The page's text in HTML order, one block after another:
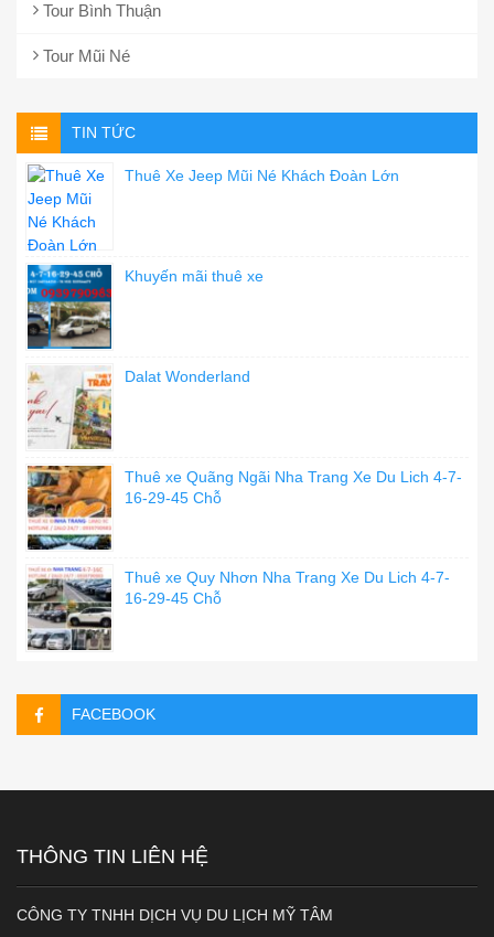
Tour Bình Thuận
Tour Mũi Né
TIN TỨC
Thuê Xe Jeep Mũi Né Khách Đoàn Lớn
Khuyến mãi thuê xe
Dalat Wonderland
Thuê xe Quãng Ngãi Nha Trang Xe Du Lich 4-7-
16-29-45 Chỗ
Thuê xe Quy Nhơn Nha Trang Xe Du Lich 4-7-
16-29-45 Chỗ
FACEBOOK
THÔNG TIN LIÊN HỆ
CÔNG TY TNHH DỊCH VỤ DU LỊCH MỸ TÂM